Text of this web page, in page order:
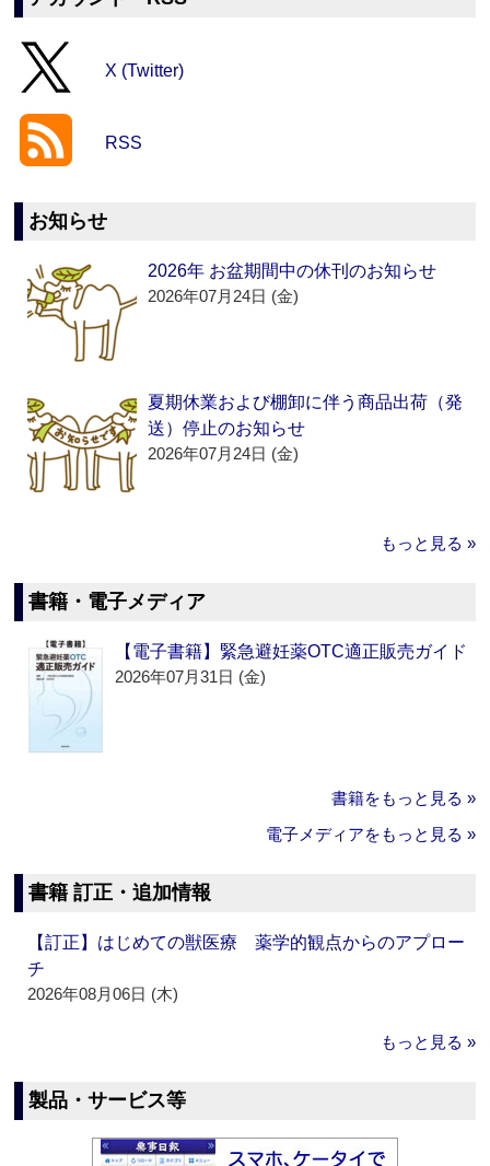
X (Twitter)
RSS
お知らせ
2026年 お盆期間中の休刊のお知らせ
2026年07月24日 (金)
夏期休業および棚卸に伴う商品出荷（発
送）停止のお知らせ
2026年07月24日 (金)
もっと見る »
書籍・電子メディア
【電子書籍】緊急避妊薬OTC適正販売ガイド
2026年07月31日 (金)
書籍をもっと見る »
電子メディアをもっと見る »
書籍 訂正・追加情報
【訂正】はじめての獣医療 薬学的観点からのアプロー
チ
2026年08月06日 (木)
もっと見る »
製品・サービス等